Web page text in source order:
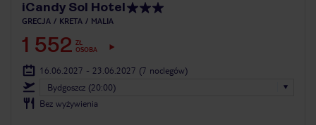
iCandy Sol Hotel
GRECJA KRETA MALIA
1 552 ZŁ
OSOBA
16.06.2027 - 23.06.2027 (7 noclegów)
Bydgoszcz (20:00)
Bez wyżywienia